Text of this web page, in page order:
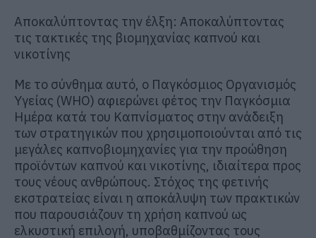
Αποκαλύπτοντας την έλξη: Αποκαλύπτοντας
τις τακτικές της βιομηχανίας καπνού και
νικοτίνης
Με το σύνθημα αυτό, ο Παγκόσμιος Οργανισμός
Υγείας (WHO) αφιερώνει φέτος την Παγκόσμια
Ημέρα κατά του Καπνίσματος στην ανάδειξη
των στρατηγικών που χρησιμοποιούνται από τις
μεγάλες καπνοβιομηχανίες για την προώθηση
προϊόντων καπνού και νικοτίνης, ιδιαίτερα προς
τους νέους ανθρώπους. Στόχος της φετινής
εκστρατείας είναι η αποκάλυψη των πρακτικών
που παρουσιάζουν τη χρήση καπνού ως
ελκυστική επιλογή, υποβαθμίζοντας τους